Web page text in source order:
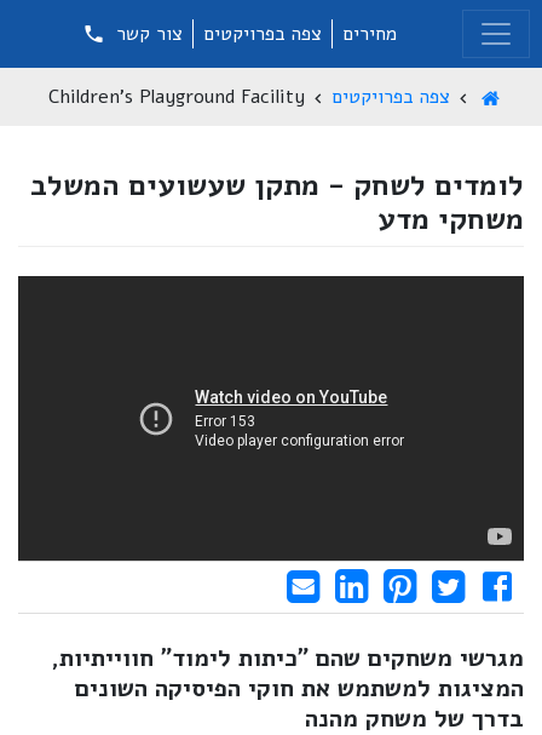
מחירים צפה בפרויקטים צור קשר
צפה בפרויקטים Children's Playground Facility
לומדים לשחק - מתקן שעשועים המשלב
משחקי מדע
Share on Facebook
Tweet
Pin it
Share on LinkedIn
Send email
מגרשי משחקים שהם "כיתות לימוד" חווייתיות,
המציגות למשתמש את חוקי הפיסיקה השונים
בדרך של משחק מהנה